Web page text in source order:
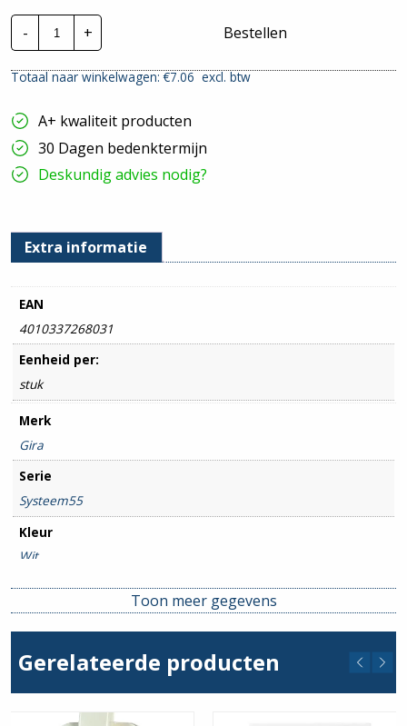
-
Gira
Systeem
55
Centr.
Glans
wit
|
026803
hoeveelheid
+ Bestellen
Totaal naar winkelwagen: €7.06excl. btw
A+ kwaliteit producten
30 Dagen bedenktermijn
Deskundig advies nodig?
Extra informatie
EAN
4010337268031
Eenheid per:
stuk
Merk
Gira
Serie
Systeem55
Kleur
Wit
Type / Soort
Centr. plaat media
IP20
Montagewijze
Toon meer gegevens
Gerelateerde producten